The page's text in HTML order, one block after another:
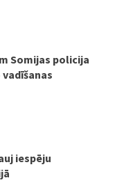
Somijas policija
iespēju